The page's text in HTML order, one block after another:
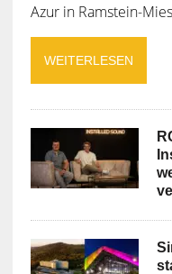
Azur in Ramstein-
WEITERLESEN